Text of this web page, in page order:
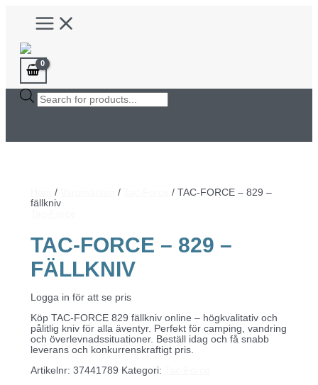
innehåll
Main
Menu
Products
search
/ /
/ TAC-FORCE – 829 –
fällkniv
TAC-FORCE – 829 –
FÄLLKNIV
Logga in för att se pris
Köp TAC-FORCE 829 fällkniv online – högkvalitativ och
pålitlig kniv för alla äventyr. Perfekt för camping, vandring
och överlevnadssituationer. Beställ idag och få snabb
leverans och konkurrenskraftigt pris.
Artikelnr: 37441789 Kategori: